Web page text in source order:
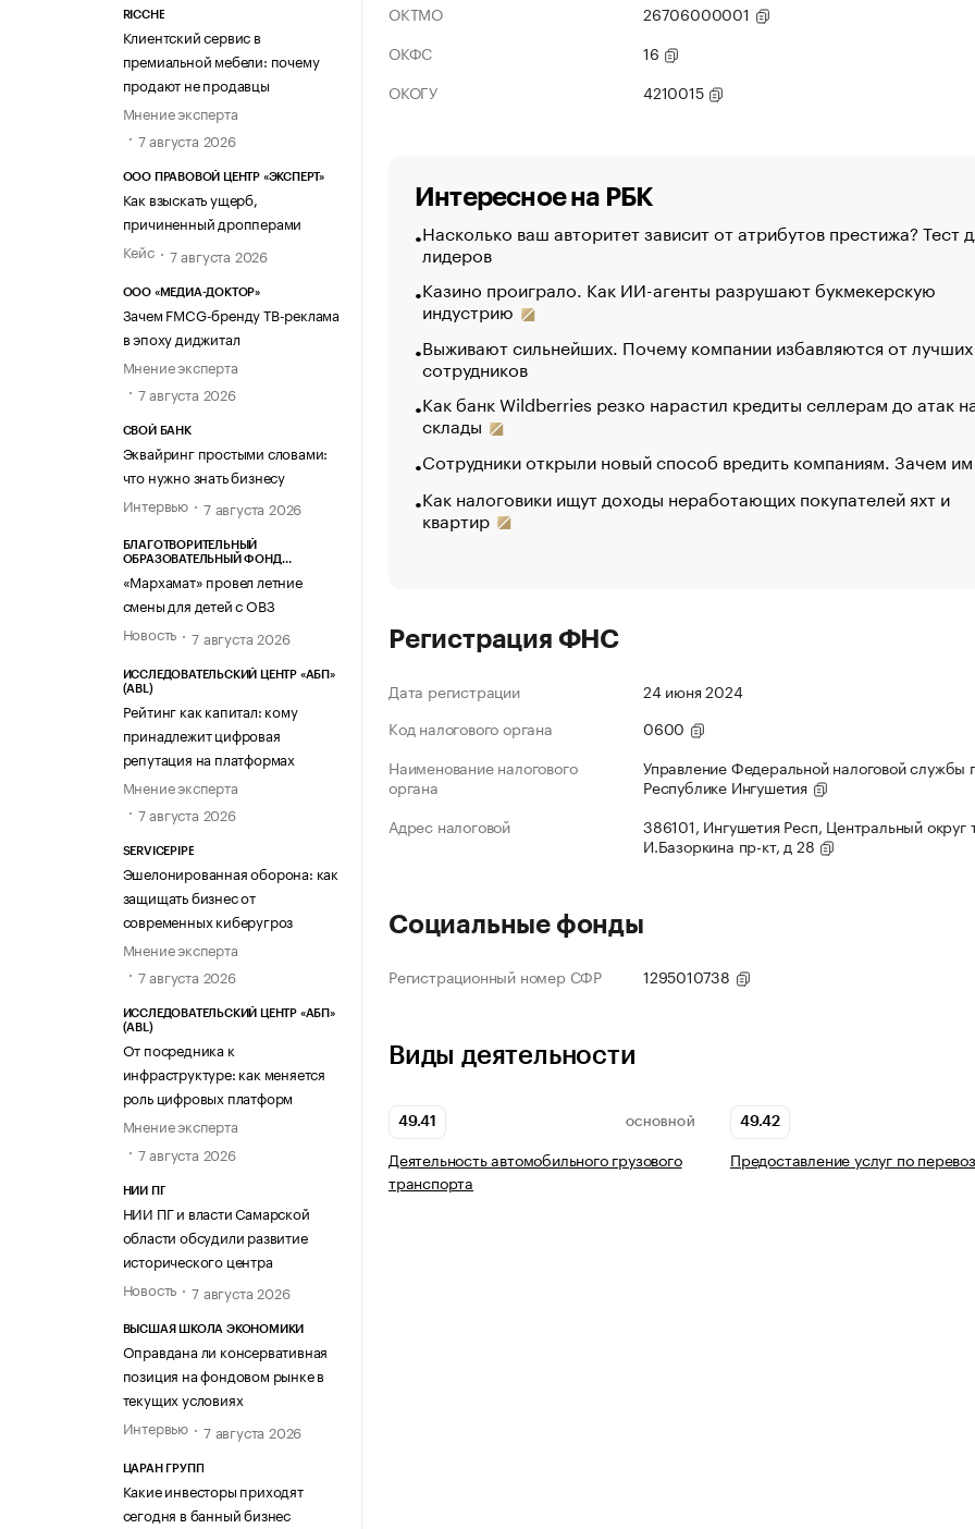
RICCHE
Клиентский сервис в
премиальной мебели: почему
продают не продавцы
Мнение эксперта
7 августа 2026
ООО ПРАВОВОЙ ЦЕНТР «ЭКСПЕРТ»
Как взыскать ущерб,
причиненный дропперами
Кейс
7 августа 2026
ООО «МЕДИА-ДОКТОР»
Зачем FMCG-бренду ТВ-реклама
в эпоху диджитал
Мнение эксперта
7 августа 2026
СВОЙ БАНК
Эквайринг простыми словами:
что нужно знать бизнесу
Интервью
7 августа 2026
БЛАГОТВОРИТЕЛЬНЫЙ
ОБРАЗОВАТЕЛЬНЫЙ ФОНД
«Мархамат» провел летние
смены для детей с ОВЗ
Новость
7 августа 2026
ИССЛЕДОВАТЕЛЬСКИЙ ЦЕНТР «АБП»
(ABL)
Рейтинг как капитал: кому
принадлежит цифровая
репутация на платформах
Мнение эксперта
7 августа 2026
SERVICEPIPE
Эшелонированная оборона: как
защищать бизнес от
современных киберугроз
Мнение эксперта
7 августа 2026
ИССЛЕДОВАТЕЛЬСКИЙ ЦЕНТР «АБП»
(ABL)
От посредника к
инфраструктуре: как меняется
роль цифровых платформ
Мнение эксперта
7 августа 2026
НИИ ПГ
НИИ ПГ и власти Самарской
области обсудили развитие
исторического центра
Новость
7 августа 2026
ВЫСШАЯ ШКОЛА ЭКОНОМИКИ
Оправдана ли консервативная
позиция на фондовом рынке в
текущих условиях
Интервью
7 августа 2026
ЦАРАН ГРУПП
Какие инвесторы приходят
сегодня в банный бизнес
ОКТМО
26706000001
ОКФС
16
ОКОГУ
4210015
Интересное на РБК
Насколько ваш авторитет зависит от атрибутов престижа? Тест
лидеров
Казино проиграло. Как ИИ-агенты разрушают букмекерскую
индустрию
Выживают сильнейших. Почему компании избавляются от лучших
сотрудников
Как банк Wildberries резко нарастил кредиты селлерам до атак
склады
Сотрудники открыли новый способ вредить компаниям. Зачем
Как налоговики ищут доходы неработающих покупателей яхт и
квартир
Регистрация ФНС
Дата регистрации
24 июня 2024
Код налогового органа
0600
Наименование налогового
органа
Управление Федеральной налоговой службы
Республике Ингушетия
Адрес налоговой
386101, Ингушетия Респ, Центральный округ
И.Базоркина пр-кт, д 28
Социальные фонды
Регистрационный номер СФР 1295010738
Виды деятельности
49.41 ОСНОВНОЙ
Деятельность автомобильного грузового
транспорта
49.42
Предоставление услуг по